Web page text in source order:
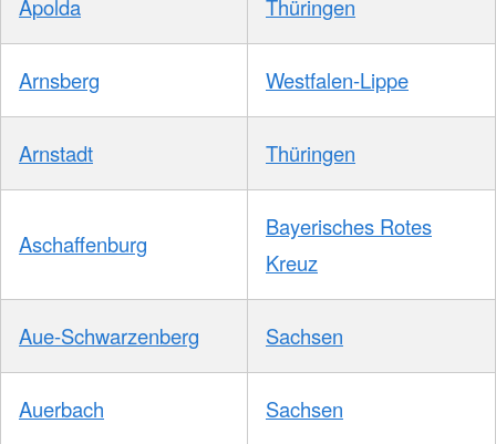
Apolda Thüringen
Arnsberg Westfalen-Lippe
Arnstadt Thüringen
Aschaffenburg
Bayerisches Rotes
Kreuz
Aue-Schwarzenberg Sachsen
Auerbach Sachsen